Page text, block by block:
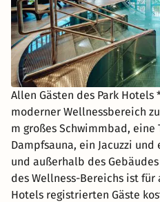
Allen Gästen des Park Hotels
moderner Wellnessbereich
m großes Schwimmbad, eine
Dampfsauna, ein Jacuzzi
und außerhalb des
des Wellness-Bereichs ist
Hotels registrierten Gäste